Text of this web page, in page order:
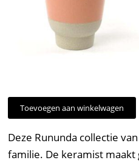
Toevoegen aan winkelwagen
Deze Rununda collectie
familie. De keramist